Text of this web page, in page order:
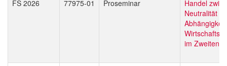
FS 2026 77975-01 Proseminar
Handel
Neutralität
im Zweiten